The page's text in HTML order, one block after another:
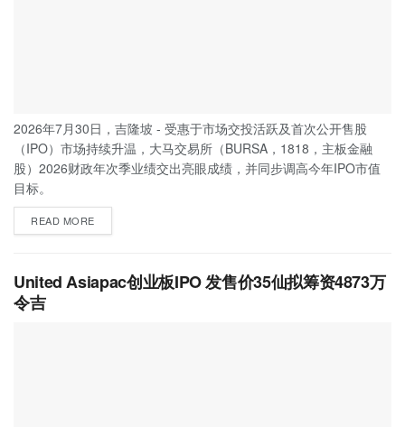
2026年7月30日，吉隆坡 - 受惠于市场交投活跃及首次公开售股
（IPO）市场持续升温，大马交易所（BURSA，1818，主板金融
股）2026财政年次季业绩交出亮眼成绩，并同步调高今年IPO市值
目标。
READ MORE
United Asiapac创业板IPO 发售价35仙拟筹资4873万
令吉